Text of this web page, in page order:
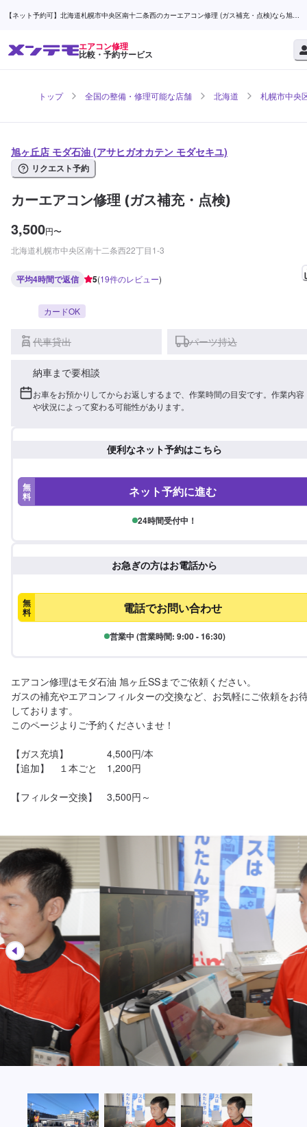
【ネット予約可】北海道札幌市中央区南十二条西のカーエアコン修理 (ガス補充・点検)なら旭ヶ
エアコン修理
比較・予約サービス
トップ 全国の整備・修理可能な店舗 北海道 札幌市中央
旭ヶ丘店 モダ石油 (アサヒガオカテン モダセキユ)
リクエスト予約
カーエアコン修理 (ガス補充・点検)
3,500円〜
北海道札幌市中央区南十二条西22丁目1-3
平均4時間で返信 5(19件のレビュー)
カードOK
代車貸出 パーツ持込
納車まで要相談
お車をお預かりしてからお返しするまで、作業時間の目安です。作業内容
や状況によって変わる可能性があります。
便利なネット予約はこちら
無
料 ネット予約に進む
24時間受付中！
お急ぎの方はお電話から
無
料 電話でお問い合わせ
営業中 (営業時間: 9:00 - 16:30)
エアコン修理はモダ石油 旭ヶ丘SSまでご依頼ください。
ガスの補充やエアコンフィルターの交換など、お気軽にご依頼をお
しております。
このページよりご予約くださいませ！
【ガス充填】　　　　4,500円/本
【追加】　１本ごと　1,200円
【フィルター交換】　3,500円～